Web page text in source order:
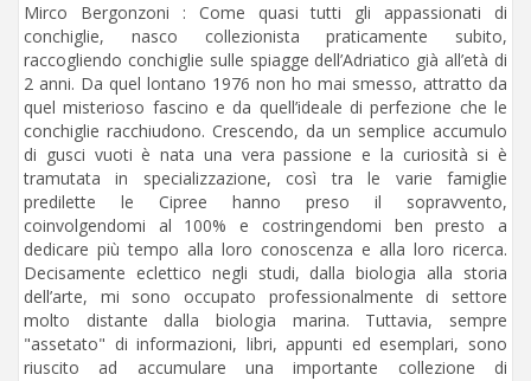
Mirco Bergonzoni : Come quasi tutti gli appassionati di
conchiglie, nasco collezionista praticamente subito,
raccogliendo conchiglie sulle spiagge dell’Adriatico già all’età di
2 anni. Da quel lontano 1976 non ho mai smesso, attratto da
quel misterioso fascino e da quell’ideale di perfezione che le
conchiglie racchiudono. Crescendo, da un semplice accumulo
di gusci vuoti è nata una vera passione e la curiosità si è
tramutata in specializzazione, così tra le varie famiglie
predilette le Cipree hanno preso il sopravvento,
coinvolgendomi al 100% e costringendomi ben presto a
dedicare più tempo alla loro conoscenza e alla loro ricerca.
Decisamente eclettico negli studi, dalla biologia alla storia
dell’arte, mi sono occupato professionalmente di settore
molto distante dalla biologia marina. Tuttavia, sempre
"assetato" di informazioni, libri, appunti ed esemplari, sono
riuscito ad accumulare una importante collezione di